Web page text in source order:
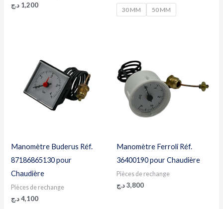
1,200 د.ج
30 MM 50 MM
Manomètre Buderus Réf.
87186865130 pour
Chaudière
Pièces de rechange
4,100 د.ج
Manomètre Ferroli Réf.
36400190 pour Chaudière
Pièces de rechange
3,800د.ج